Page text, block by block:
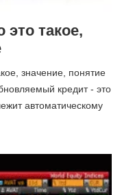
такое,
значение, понятие
кредит - это
автоматическому